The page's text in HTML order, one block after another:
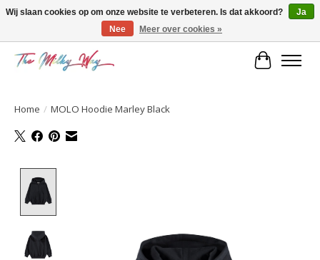
Home / MOLO Hoodie Marley Black
Wij slaan cookies op om onze website te verbeteren. Is dat akkoord?
Ja
Nee
Meer over cookies »